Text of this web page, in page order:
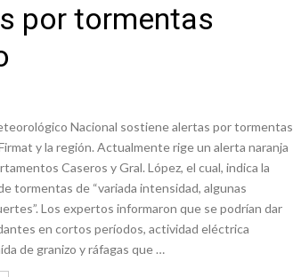
por tormentas
Nacional sostiene alertas por tormentas
y la región. Actualmente rige un alerta naranja
Caseros y Gral. López, el cual, indica la
tormentas de “variada intensidad, algunas
Los expertos informaron que se podrían dar
en cortos períodos, actividad eléctrica
de granizo y ráfagas que …